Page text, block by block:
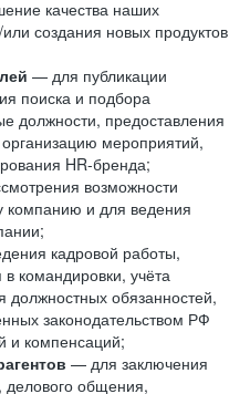
качества наших
создания новых продуктов
— для публикации
поиска и подбора
должности, предоставления
мероприятий,
HR-бренда;
возможности
компанию и для ведения
кадровой работы,
командировки, учёта
должностных обязанностей,
законодательством РФ
и компенсаций;
— для заключения
делового общения,